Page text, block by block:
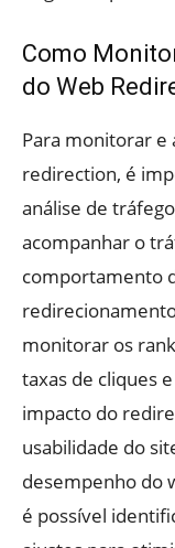
Como
do Web
Para monitorar e
redirection, é
análise de
acompanhar o
comportamento
monitorar os
taxas de cliques
impacto do
usabilidade do
desempenho do
é possível